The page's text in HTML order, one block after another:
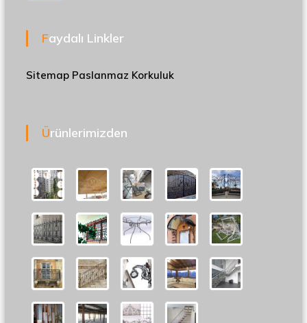
Faydalı Linkler
Sitemap Paslanmaz Korkuluk
Ürünlerimizden